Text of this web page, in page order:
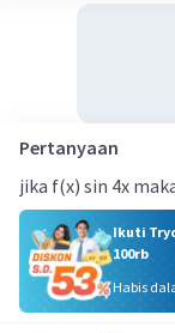
Pertanyaan
jika f(x) sin 4x
Ikuti
100rb
Habis